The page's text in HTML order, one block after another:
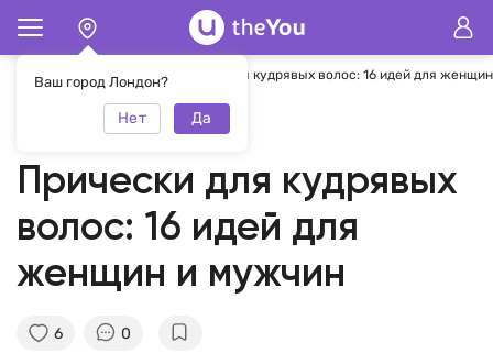
Ваш город Лондон?
Нет Да
Главная Журнал Прически для кудрявых волос: 16 идей для
theYou Team
Прически для кудрявых
волос: 16 идей для
женщин и мужчин
6 0